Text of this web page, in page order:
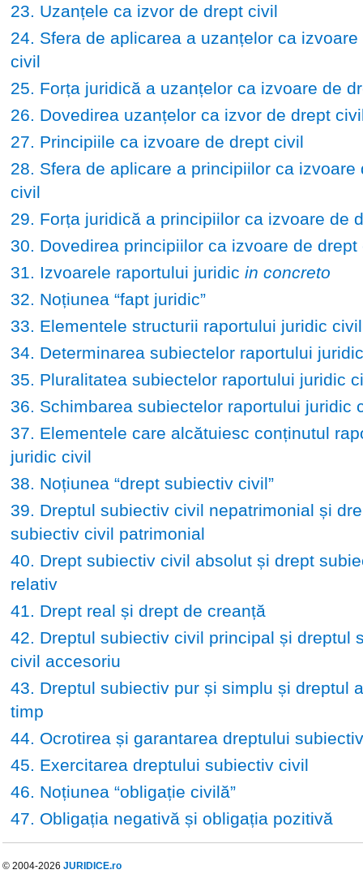
23. Uzanțele ca izvor de drept civil
24. Sfera de aplicarea a uzanțelor ca izvoare
civil
25. Forța juridică a uzanțelor ca izvoare de
26. Dovedirea uzanțelor ca izvor de drept
27. Principiile ca izvoare de drept civil
28. Sfera de aplicare a principiilor ca izvoare
civil
29. Forța juridică a principiilor ca izvoare de
30. Dovedirea principiilor ca izvoare de drept
31. Izvoarele raportului juridic in concreto
32. Noțiunea “fapt juridic”
33. Elementele structurii raportului juridic civil
34. Determinarea subiectelor raportului
35. Pluralitatea subiectelor raportului juridic
36. Schimbarea subiectelor raportului juridic
37. Elementele care alcătuiesc conținutul
juridic civil
38. Noțiunea “drept subiectiv civil”
39. Dreptul subiectiv civil nepatrimonial și
subiectiv civil patrimonial
40. Drept subiectiv civil absolut și drept
relativ
41. Drept real și drept de creanță
42. Dreptul subiectiv civil principal și dreptul
civil accesoriu
43. Dreptul subiectiv pur și simplu și dreptul
timp
44. Ocrotirea și garantarea dreptului
45. Exercitarea dreptului subiectiv civil
46. Noțiunea “obligație civilă”
47. Obligația negativă și obligația pozitivă
© 2004-2026 JURIDICE.ro